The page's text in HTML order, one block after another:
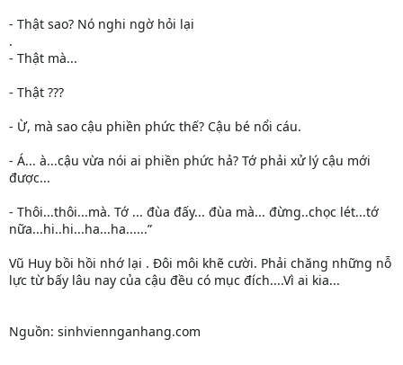
- Thật sao? Nó nghi ngờ hỏi lại
.
- Thật mà...
- Thật ???
- Ừ, mà sao cậu phiền phức thế? Cậu bé nổi cáu.
- Á... à...cậu vừa nói ai phiền phức hả? Tớ phải xử lý cậu mới
được...
- Thôi...thôi...mà. Tớ ... đùa đấy... đùa mà... đừng..chọc lét...tớ
nữa...hi..hi...ha...ha......”
Vũ Huy bồi hồi nhớ lại . Đôi môi khẽ cười. Phải chăng những nỗ
lực từ bấy lâu nay của cậu đều có mục đích....Vì ai kia...
Nguồn: sinhviennganhang.com